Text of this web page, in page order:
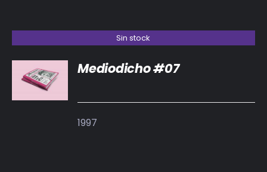
Sin stock
DETALLES
Mediodicho #07
1997